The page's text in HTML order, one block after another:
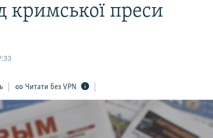
кримської преси
Читати без VPN